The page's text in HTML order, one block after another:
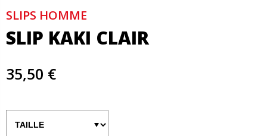
SLIPS HOMME
SLIP KAKI CLAIR
35,50 €